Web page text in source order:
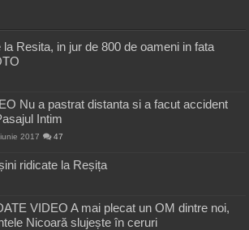
Resita, in jur de 800 de oameni in fata
Nu a pastrat distanta si a facut accident
Intim
2017 47
ridicate la Reșița
VIDEO A mai plecat un OM dintre noi,
Nicoară slujește în ceruri